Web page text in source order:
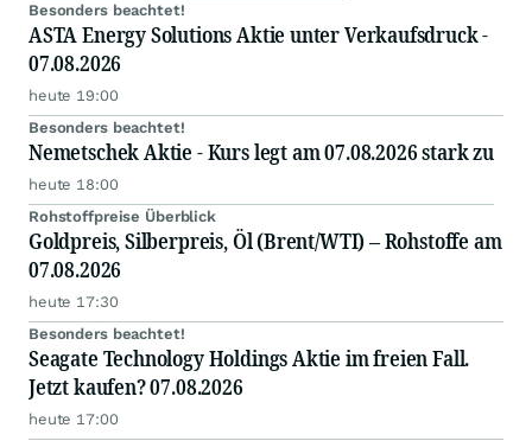
Besonders beachtet!
ASTA Energy Solutions Aktie unter Verkaufsdruck -
07.08.2026
heute 19:00
Besonders beachtet!
Nemetschek Aktie - Kurs legt am 07.08.2026 stark zu
heute 18:00
Rohstoffpreise Überblick
Goldpreis, Silberpreis, Öl (Brent/WTI) – Rohstoffe am
07.08.2026
heute 17:30
Besonders beachtet!
Seagate Technology Holdings Aktie im freien Fall.
Jetzt kaufen? 07.08.2026
heute 17:00